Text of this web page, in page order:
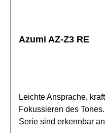
Azumi AZ-Z3 RE
Leichte Ansprache,
Fokussieren des
Serie sind erkennbar